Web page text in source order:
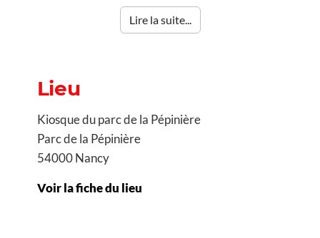
Lire la suite...
Lieu
Kiosque du parc de la Pépinière
Parc de la Pépinière
54000 Nancy
Voir la fiche du lieu